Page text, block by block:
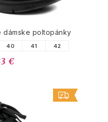
dámske poltopánky
40 41 42
€